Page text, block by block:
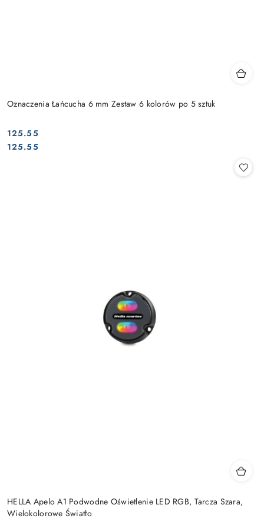
Oznaczenia Łańcucha 6 mm Zestaw 6 kolorów po 5 sztuk
Cena:
125.55
Cena:
125.55
HELLA Apelo A1 Podwodne Oświetlenie LED RGB, Tarcza Szara,
Wielokolorowe Światło